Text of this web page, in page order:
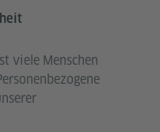
viele Menschen